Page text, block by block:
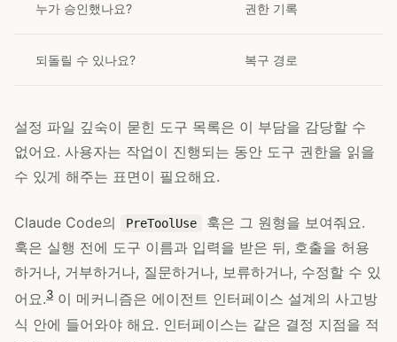
누가 승인했나요? 권한 기록
되돌릴 수 있나요? 복구 경로
설정 파일 깊숙이 묻힌 도구 목록은 이 부담을 감당할 수
없어요. 사용자는 작업이 진행되는 동안 도구 권한을 읽을
수 있게 해주는 표면이 필요해요.
Claude Code의 PreToolUse
훅은 그 원형을 보여줘요.
훅은 실행 전에 도구 이름과 입력을 받은 뒤, 호출을 허용
하거나, 거부하거나, 질문하거나, 보류하거나, 수정할 수 있
어요.3 이 메커니즘은 에이전트 인터페이스 설계의 사고방
식 안에 들어와야 해요. 인터페이스는 같은 결정 지점을 적